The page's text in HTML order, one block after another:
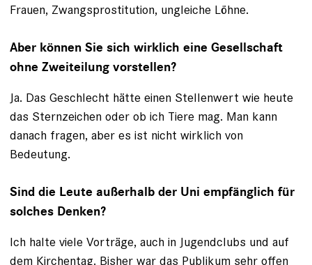
Frauen, Zwangsprostitution, ungleiche Löhne.
Aber können Sie sich wirklich eine Gesellschaft
ohne Zweiteilung vorstellen?
Ja. Das Geschlecht hätte einen Stellenwert wie heute
das Sternzeichen oder ob ich Tiere mag. Man kann
danach fragen, aber es ist nicht wirklich von
Bedeutung.
Sind die Leute außerhalb der Uni empfänglich für
solches Denken?
Ich halte viele Vorträge, auch in Jugendclubs und auf
dem Kirchentag. Bisher war das Publikum sehr offen